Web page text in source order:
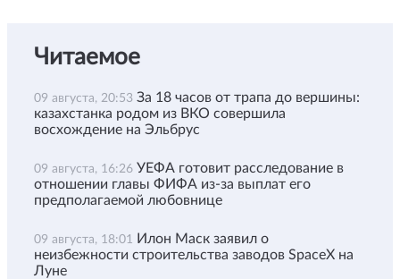
Читаемое
09 августа, 20:53 За 18 часов от трапа до вершины:
казахстанка родом из ВКО совершила
восхождение на Эльбрус
09 августа, 16:26 УЕФА готовит расследование в
отношении главы ФИФА из-за выплат его
предполагаемой любовнице
09 августа, 18:01
Илон Маск заявил о
неизбежности строительства заводов SpaceX на
Луне